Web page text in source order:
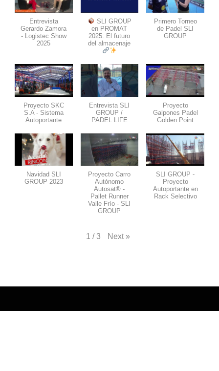
Entrevista
Gerardo Zamora
- Logistec Show
2025
SLI GROUP
en PROMAT
2025: El futuro
del almacenaje
Primero Torneo
de Padel SLI
GROUP
Proyecto SKC
S.A - Sistema
Autoportante
Entrevista SLI
GROUP /
PADEL LIFE
Proyecto
Galpones Padel
Golden Point
Navidad SLI
GROUP 2023
Proyecto Carro
Autónomo
Autosat® -
Pallet Runner
Valle Frío - SLI
GROUP
SLI GROUP -
Proyecto
Autoportante en
Rack Selectivo
1 / 3 Next »